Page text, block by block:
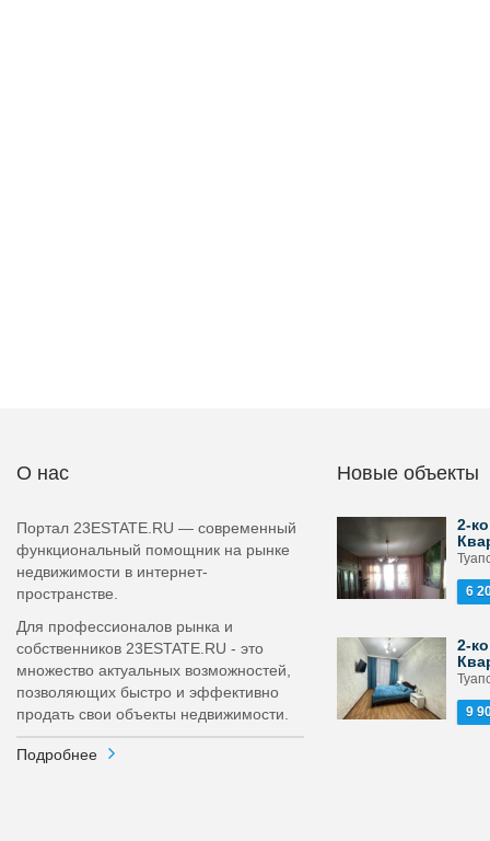
О нас
Портал 23ESTATE.RU — современный
функциональный помощник на рынке
недвижимости в интернет-
пространстве.
Для профессионалов рынка и
собственников 23ESTATE.RU - это
множество актуальных возможностей,
позволяющих быстро и эффективно
продать свои объекты недвижимости.
Подробнее
Новые объекты
2-
6
2-
9